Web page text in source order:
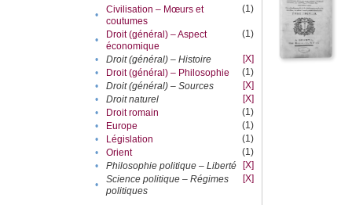
•
Civilisation – Mœurs et
coutumes
(1)
•
Droit (général) – Aspect
économique
(1)
• Droit (général) – Histoire
[X]
•
Droit (général) – Philosophie
(1)
•
Droit (général) – Sources
[X]
•
Droit naturel
[X]
•
Droit romain
(1)
•
Europe
(1)
•
Législation
(1)
•
Orient
(1)
•
Philosophie politique – Liberté
[X]
•
Science politique – Régimes
politiques
[X]